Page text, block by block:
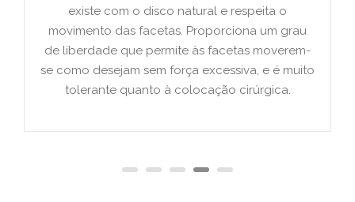
existe com o disco natural e respeita o
movimento das facetas. Proporciona um grau
de liberdade que permite às facetas moverem-
se como desejam sem força excessiva, e é muito
tolerante quanto à colocação cirúrgica.